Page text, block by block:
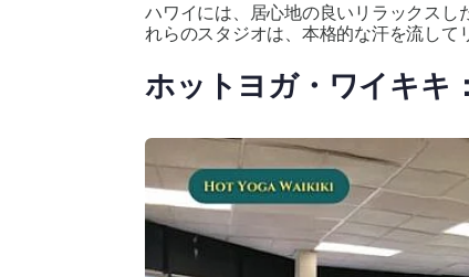
ハワイには、居心地の良いリラックスし
れらのスタジオは、本格的な汗を流して
ホットヨガ・ワイキキ